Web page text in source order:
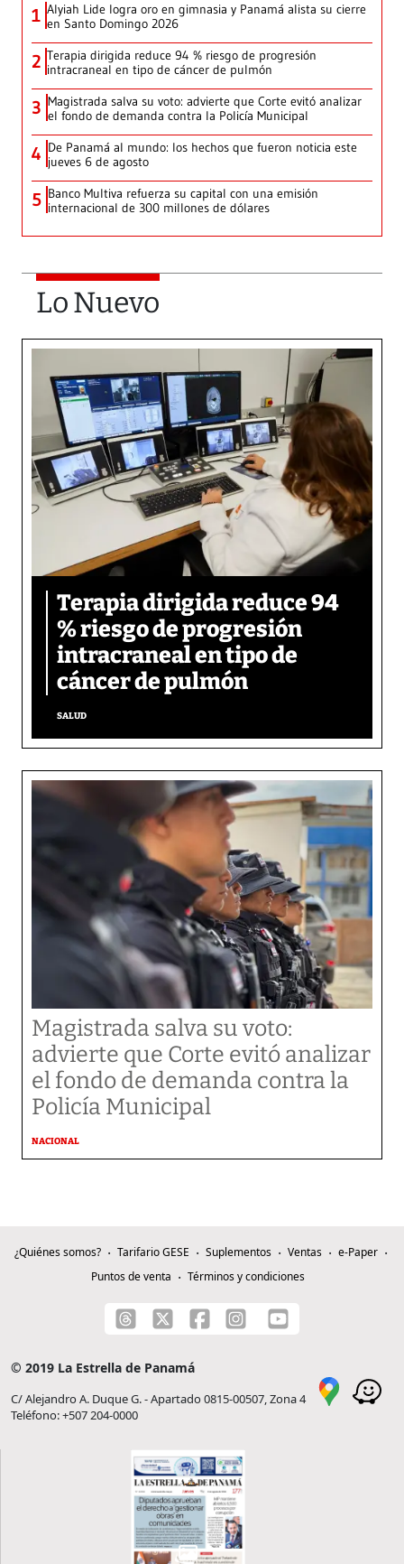
1 Alyiah Lide logra oro en gimnasia y Panamá alista su cierre
en Santo Domingo 2026
2 Terapia dirigida reduce 94 % riesgo de progresión
intracraneal en tipo de cáncer de pulmón
3 Magistrada salva su voto: advierte que Corte evitó analizar
el fondo de demanda contra la Policía Municipal
4 De Panamá al mundo: los hechos que fueron noticia este
jueves 6 de agosto
5 Banco Multiva refuerza su capital con una emisión
internacional de 300 millones de dólares
Lo Nuevo
Terapia dirigida reduce 94
% riesgo de progresión
intracraneal en tipo de
cáncer de pulmón
SALUD
Magistrada salva su voto:
advierte que Corte evitó analizar
el fondo de demanda contra la
Policía Municipal
NACIONAL
¿Quiénes somos? Tarifario GESE Suplementos Ventas
e-Paper
Puntos de venta
Términos y condiciones
© 2019 La Estrella de Panamá
C/ Alejandro A. Duque G. - Apartado 0815-00507, Zona 4
Teléfono: +507 204-0000